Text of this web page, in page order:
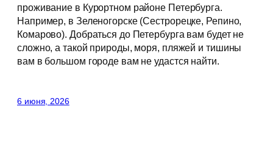
проживание в Курортном районе Петербурга.
Например, в Зеленогорске (Сестрорецке, Репино,
Комарово). Добраться до Петербурга вам будет не
сложно, а такой природы, моря, пляжей и тишины
вам в большом городе вам не удастся найти.
6 июня, 2026